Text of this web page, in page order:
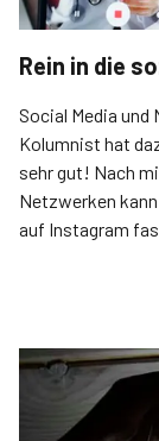
Rein in die
Social Media und
Kolumnist hat
sehr gut! Nach
Netzwerken
auf Instagram